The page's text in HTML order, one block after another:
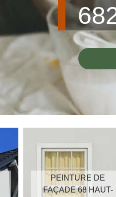
PEINTURE DE
FAÇADE 68 HAUT-